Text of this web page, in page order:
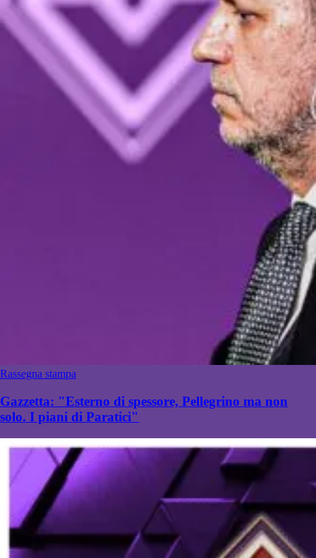
Rassegna stampa
Gazzetta: "Esterno di spessore, Pellegrino ma non
solo. I piani di Paratici"